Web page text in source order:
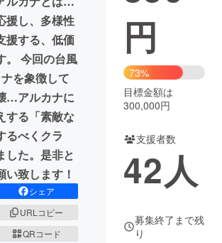
くり・地域活性化
for Social Good CAMPFIRE Creation
ふるさと納税
コミュニティ
援し、多様性
援する、低価
。 今回の台風
を象徴して
…アルカナに
する「素敵な
るべくクラ
した。是非と
い致します！
シェア
URLコピー
QRコード
円
73%
目標金額は
300,000円
支援者数
42人
募集終了まで残
り